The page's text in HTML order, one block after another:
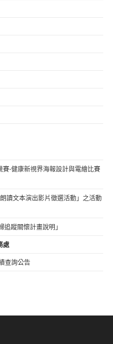
賽-健康新視界海報設計與電繪比賽
讀文本演出影片徵選活動」之活動
蹤關懷計畫說明」
處
查詢公告